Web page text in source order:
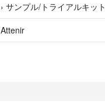
› サンプル/トライアルキット
Attenir